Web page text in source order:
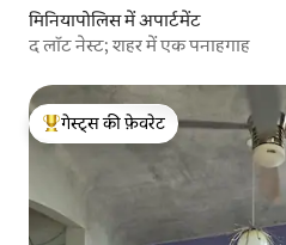
मिनियापोलिस में अपार्टमेंट
द लॉट नेस्ट; शहर में एक पनाहगाह
गेस्ट्स का टॉप फ़ेवरेट
गेस्ट्स की फ़ेवरेट